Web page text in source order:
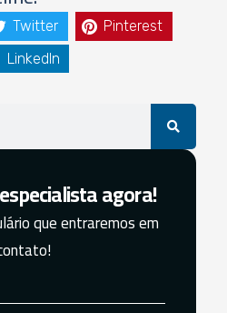
Twitter
Pinterest
LinkedIn
agora!
que entraremos em